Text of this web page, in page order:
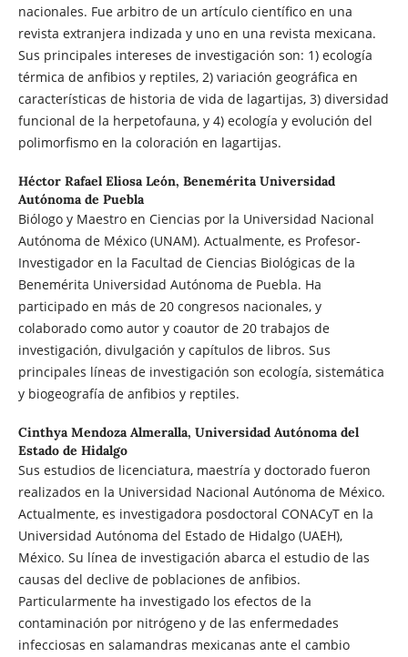
nacionales. Fue arbitro de un artículo científico en una
revista extranjera indizada y uno en una revista mexicana.
Sus principales intereses de investigación son: 1) ecología
térmica de anfibios y reptiles, 2) variación geográfica en
características de historia de vida de lagartijas, 3) diversidad
funcional de la herpetofauna, y 4) ecología y evolución del
polimorfismo en la coloración en lagartijas.
Héctor Rafael Eliosa León, Benemérita Universidad
Autónoma de Puebla
Biólogo y Maestro en Ciencias por la Universidad Nacional
Autónoma de México (UNAM). Actualmente, es Profesor-
Investigador en la Facultad de Ciencias Biológicas de la
Benemérita Universidad Autónoma de Puebla. Ha
participado en más de 20 congresos nacionales, y
colaborado como autor y coautor de 20 trabajos de
investigación, divulgación y capítulos de libros. Sus
principales líneas de investigación son ecología, sistemática
y biogeografía de anfibios y reptiles.
Cinthya Mendoza Almeralla, Universidad Autónoma del
Estado de Hidalgo
Sus estudios de licenciatura, maestría y doctorado fueron
realizados en la Universidad Nacional Autónoma de México.
Actualmente, es investigadora posdoctoral CONACyT en la
Universidad Autónoma del Estado de Hidalgo (UAEH),
México. Su línea de investigación abarca el estudio de las
causas del declive de poblaciones de anfibios.
Particularmente ha investigado los efectos de la
contaminación por nitrógeno y de las enfermedades
infecciosas en salamandras mexicanas ante el cambio